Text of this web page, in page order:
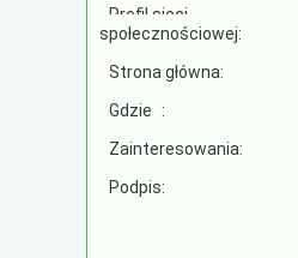
Profil sieci
społecznościowej:
Strona główna:
Gdzie :
Zainteresowania:
Podpis: